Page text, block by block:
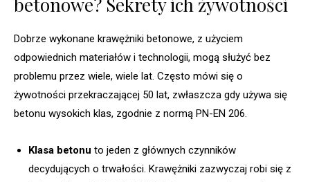
Dobrze wykonane krawężniki betonowe, z użyciem
odpowiednich materiałów i technologii, mogą służyć bez
problemu przez wiele, wiele lat. Często mówi się o
żywotności przekraczającej 50 lat, zwłaszcza gdy używa się
betonu wysokich klas, zgodnie z normą PN-EN 206.
Klasa betonu to jeden z głównych czynników
decydujących o trwałości. Krawężniki zazwyczaj robi się z